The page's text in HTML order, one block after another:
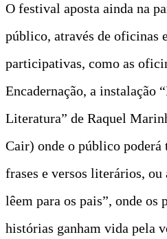
O festival aposta ainda na
público, através de oficinas
participativas, como as
Encadernação, a instalação
Literatura” de Raquel
Cair) onde o público poderá
frases e versos literários,
lêem para os pais”, onde os
histórias ganham vida pela